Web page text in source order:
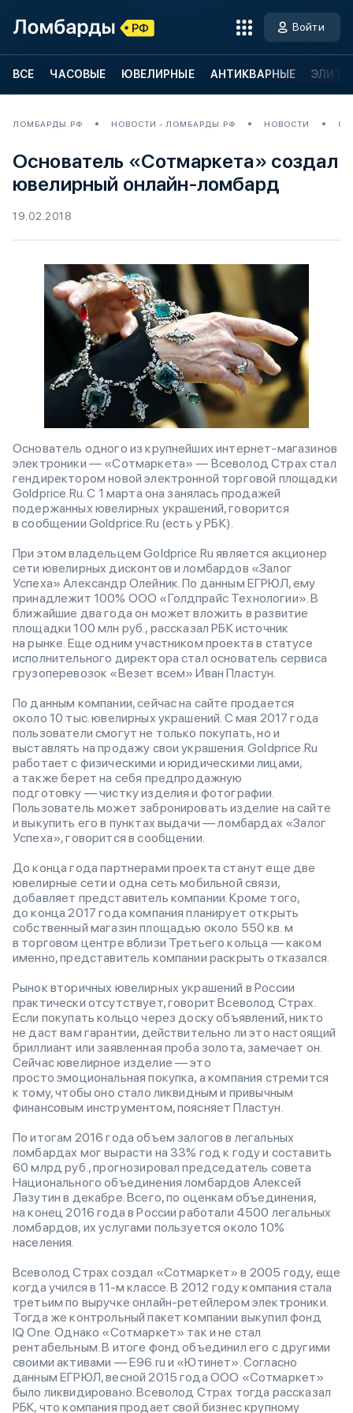
Войти
ВСЕ ЧАСОВЫЕ ЮВЕЛИРНЫЕ АНТИКВАРНЫЕ
ЛОМБАРДЫ.РФ НОВОСТИ - ЛОМБАРДЫ.РФ НОВОСТИ
Основатель «Сотмаркета» создал
ювелирный онлайн-ломбард
19.02.2018
Основатель одного из крупнейших интернет-магазинов ​
электроники — «Сотмаркета» — Всеволод Страх стал
гендиректором новой электронной торговой площадки
Goldprice.Ru. С 1 марта она занялась продажей
подержанных ювелирных украшений, говорится
в сообщении Goldprice.Ru (есть у РБК).
При этом владельцем Goldprice.Ru является акционер
сети ювелирных дисконтов и ломбардов «Залог
Успеха» Александр Олейник. По данным ЕГРЮЛ, ему
принадлежит 100% ООО «Голдпрайс Технологии». В
ближайшие два года он может вложить в развитие
площадки 100 млн руб., рассказал РБК источник
на рынке. Еще одним участником проекта в статусе
исполнительного директора стал основатель сервиса
грузоперевозок «Везет всем» Иван Пластун.
По данным компании, сейчас на сайте продается
около 10 тыс. ювелирных украшений. С мая 2017 года
пользователи смогут не только покупать, но и
выставлять на продажу свои украшения. Goldprice.Ru
работает с физическими и юридическими лицами,
а также берет на себя предпродажную
подготовку — чистку изделия и фотографии.
Пользователь может забронировать изделие на сайте
и выкупить его в пунктах выдачи — ломбардах «Залог
Успеха», говорится в сообщении.
​До конца года партнерами проекта станут еще две
ювелирные сети и одна сеть мобильной связи,
добавляет представитель компании. Кроме того,
до конца 2017 года компания планирует открыть
собственный магазин площадью около 550 кв. м
в торговом центре вблизи Третьего кольца — каком
именно, представитель компании раскрыть отказался.
Рынок вторичных ювелирных украшений в России
практически отсутствует, говорит Всеволод Страх.
Если покупать кольцо через доску объявлений, никто
не даст вам гарантии, действительно ли это настоящий
бриллиант или заявленная проба золота, замечает он.
Сейчас ювелирное изделие — это
просто эмоциональная покупка, а компания стремится
к тому, чтобы оно стало ликвидным и привычным
финансовым инструментом, поясняет Пластун.
По итогам 2016 года объем залогов в легальных
ломбардах мог вырасти на 33% год к году и составить
60 млрд руб., прогнозировал председатель совета
Национального объединения ломбардов Алексей
Лазутин в декабре. Всего, по оценкам объединения,
на конец 2016 года в России работали 4500 легальных
ломбардов, их услугами пользуется около 10%
населения.
Всеволод Страх создал «Сотмаркет» в 2005 году, еще
когда учился в 11-м классе. В 2012 году компания стала
третьим по выручке онлайн-ретейлером электроники.
Тогда же контрольный пакет компании выкупил фонд
IQ One. Однако «Сотмаркет» так и не стал
рентабельным. В итоге фонд объединил его с другими
своими активами — Е96.ru и «Ютинет». Согласно
данным ЕГРЮЛ, весной 2015 года ООО «Сотмаркет»
было ликвидировано. Всеволод Страх тогда рассказал
РБК, что компания продает свой бизнес крупному